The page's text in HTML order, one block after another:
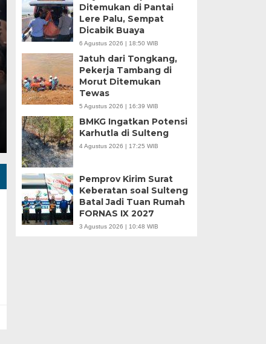
Kesaksian Buruh
Industri Nikel di
Minggu, 5 Jan 2025 - 18:59 WIB
HARIANSULTENG.COM, MOROWALI – Industri
punggung ekspor nasional. Mantra hilirisasi terus…
Ditemukan di Pantai
Lere Palu, Sempat
Dicabik Buaya
6 Agustus 2026 | 18:50 WIB
Jatuh dari Tongkang,
Pekerja Tambang di
Morut Ditemukan
Tewas
5 Agustus 2026 | 16:39 WIB
BMKG Ingatkan Potensi
Karhutla di Sulteng
4 Agustus 2026 | 17:25 WIB
Pemprov Kirim Surat
Keberatan soal Sulteng
Batal Jadi Tuan Rumah
FORNAS IX 2027
3 Agustus 2026 | 10:48 WIB